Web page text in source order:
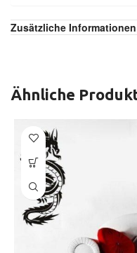
Zusätzliche Informationen
Ähnliche